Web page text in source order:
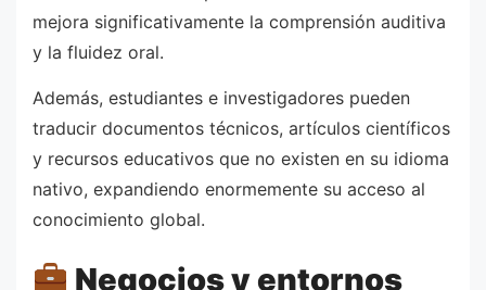
mejora significativamente la comprensión auditiva
y la fluidez oral.
Además, estudiantes e investigadores pueden
traducir documentos técnicos, artículos científicos
y recursos educativos que no existen en su idioma
nativo, expandiendo enormemente su acceso al
conocimiento global.
Negocios y entornos